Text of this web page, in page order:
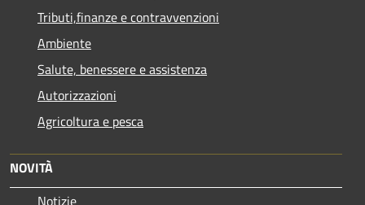
Tributi,finanze e contravvenzioni
Ambiente
Salute, benessere e assistenza
Autorizzazioni
Agricoltura e pesca
NOVITÀ